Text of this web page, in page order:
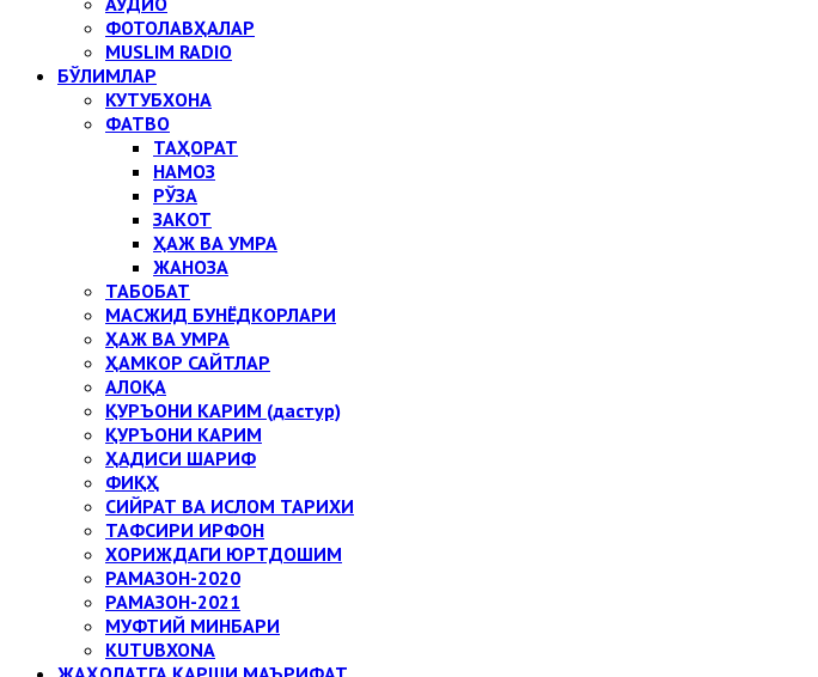
ФОТОЛАВҲАЛАР
MUSLIM RADIO
БЎЛИМЛАР
КУТУБХОНА
ФАТВО
ТАҲОРАТ
НАМОЗ
РЎЗА
ЗАКОТ
ҲАЖ ВА УМРА
ЖАНОЗА
ТАБОБАТ
МАСЖИД БУНЁДКОРЛАРИ
ҲАЖ ВА УМРА
ҲАМКОР САЙТЛАР
АЛОҚА
ҚУРЪОНИ КАРИМ (дастур)
ҚУРЪОНИ КАРИМ
ҲАДИСИ ШАРИФ
ФИҚҲ
СИЙРАТ ВА ИСЛОМ ТАРИХИ
ТАФСИРИ ИРФОН
ХОРИЖДАГИ ЮРТДОШИМ
РАМАЗОН-2020
РАМАЗОН-2021
МУФТИЙ МИНБАРИ
KUTUBXONA